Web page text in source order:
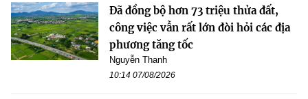
Đã đồng bộ hơn 73 triệu thửa đất,
công việc vẫn rất lớn đòi hỏi các địa
phương tăng tốc
Nguyễn Thanh
10:14 07/08/2026